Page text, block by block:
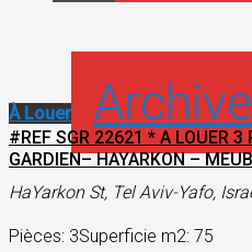
À Louer
#REF SGR 22621 * A LOUER 3
GARDIEN– HAYARKON –
HaYarkon St, Tel Aviv-Yafo,
Pièces: 3Superficie m2: 75